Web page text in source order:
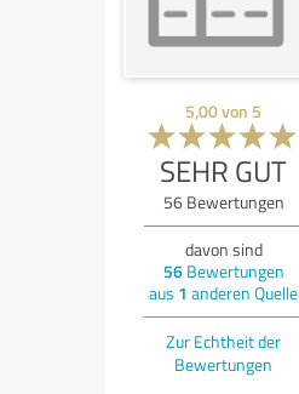
5,00von 5
SEHR GUT
56Bewertungen
davon sind
56Bewertungen
aus 1 anderen Quelle
Zur Echtheit der
Bewertungen